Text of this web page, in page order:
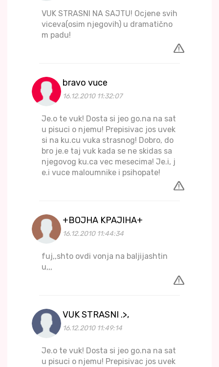
VUK STRASNI NA SAJTU! Ocjene svih
viceva(osim njegovih) u dramatično
m padu!
bravo vuce
16.12.2010 11:32:07
Je.o te vuk! Dosta si jeo go.na na sat
u pisuci o njemu! Prepisivac jos uvek
si na ku.cu vuka strasnog! Dobro, do
bro je.e taj vuk kada se ne skidas sa
njegovog ku.ca vec mesecima! Je.i, j
e.i vuce maloumnike i psihopate!
+BOJHA KPAJIHA+
16.12.2010 11:44:34
fuj,,shto ovdi vonja na baljijashtin
u,,,
VUK STRASNI .>,
16.12.2010 11:49:14
Je.o te vuk! Dosta si jeo go.na na sat
u pisuci o njemu! Prepisivac jos uvek